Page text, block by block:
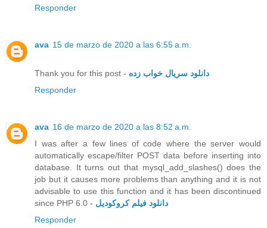
Responder
ava 15 de marzo de 2020 a las 6:55 a.m.
Thank you for this post - دانلود سریال خواب زده
Responder
ava 16 de marzo de 2020 a las 8:52 a.m.
I was after a few lines of code where the server would
automatically escape/filter POST data before inserting into
database. It turns out that mysql_add_slashes() does the
job but it causes more problems than anything and it is not
advisable to use this function and it has been discontinued
since PHP 6.0 - دانلود فیلم کروکودیل
Responder